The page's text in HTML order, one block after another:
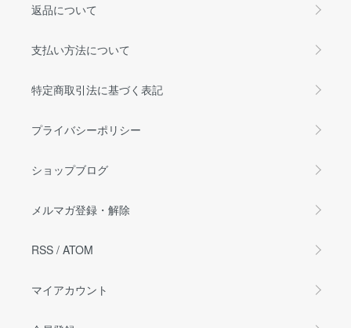
返品について
支払い方法について
特定商取引法に基づく表記
プライバシーポリシー
ショップブログ
メルマガ登録・解除
RSS / ATOM
マイアカウント